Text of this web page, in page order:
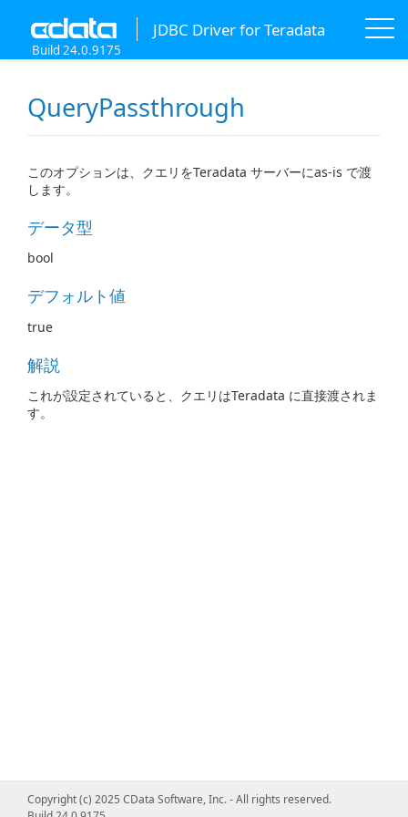
JDBC Driver for Teradata
Build 24.0.9175
QueryPassthrough
このオプションは、クエリをTeradata サーバーにas-is で渡
します。
データ型
bool
デフォルト値
true
解説
これが設定されていると、クエリはTeradata に直接渡されま
す。
Copyright (c) 2025 CData Software, Inc. - All rights reserved.